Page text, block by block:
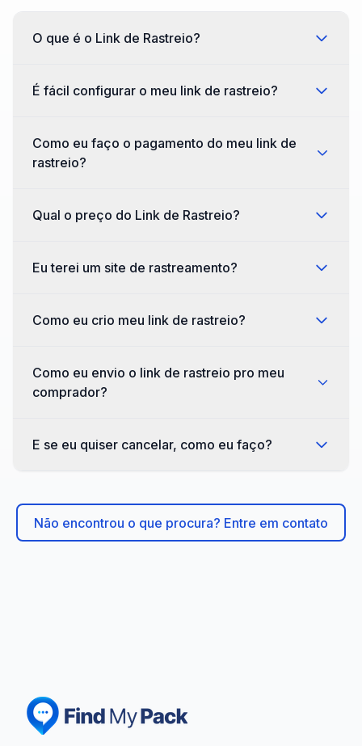
O que é o Link de Rastreio?
É fácil configurar o meu link de rastreio?
Como eu faço o pagamento do meu link de
rastreio?
Qual o preço do Link de Rastreio?
Eu terei um site de rastreamento?
Como eu crio meu link de rastreio?
Como eu envio o link de rastreio pro meu
comprador?
E se eu quiser cancelar, como eu faço?
Não encontrou o que procura? Entre em contato